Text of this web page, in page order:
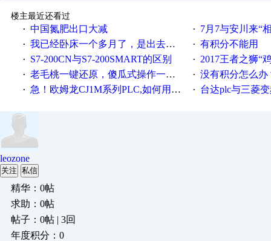
楼主最近还看过
· 中国氮肥出口大减 · 7月7与安川来“
· 我已经卧床一个多月了，是出去安装机械手在高速遭遇车祸所致:大家工作都要特别注意啊 · 有积分不能用
· S7-200CN与S7-200SMART的区别 · 2017王者之狮“鸡”情签到
· 老毛桃一键还原，傻瓜式操作一键轻松备份还原；程序为向导式安装，一键即可实现自动备份或还原系统。 · 没有积分怎么办
· 急！欧姆龙CJ1M系列PLC,如何用时间控制变频器。要求时间在组态王中可以自由输入！拜托各位大神了！ · 台达plc与三菱
leozone
关注 私信
精华：0帖
求助：0帖
帖子：0帖 | 3回
年度积分：0